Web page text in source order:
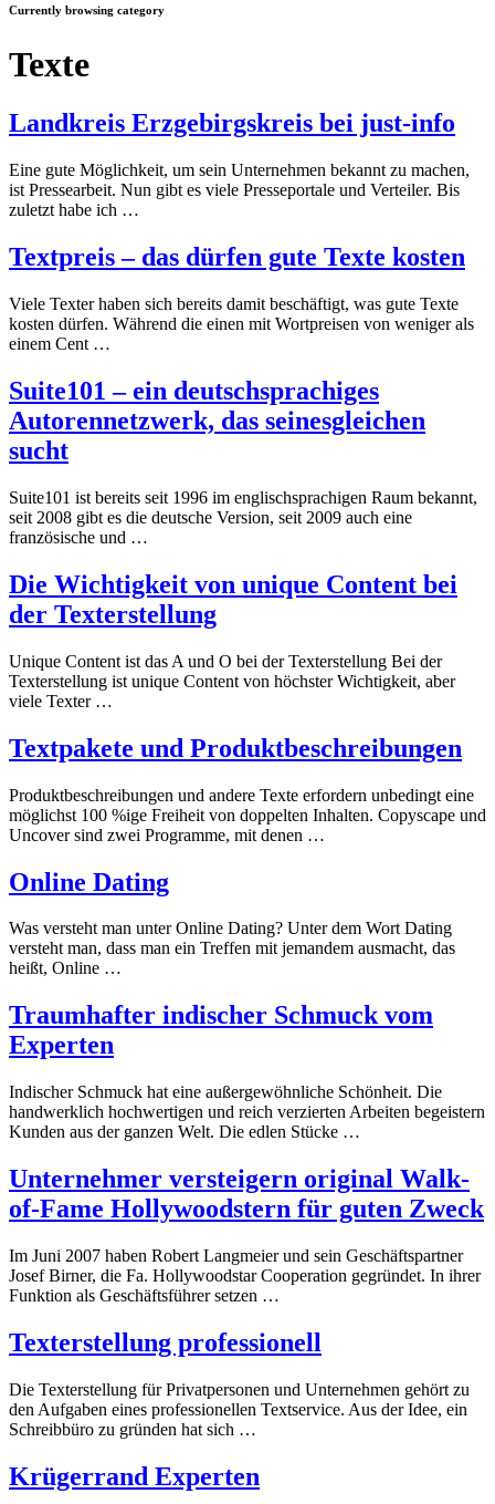
Currently browsing category
Texte
Landkreis Erzgebirgskreis bei just-info
Eine gute Möglichkeit, um sein Unternehmen bekannt zu machen,
ist Pressearbeit. Nun gibt es viele Presseportale und Verteiler. Bis
zuletzt habe ich …
Textpreis – das dürfen gute Texte kosten
Viele Texter haben sich bereits damit beschäftigt, was gute Texte
kosten dürfen. Während die einen mit Wortpreisen von weniger als
einem Cent …
Suite101 – ein deutschsprachiges
Autorennetzwerk, das seinesgleichen
sucht
Suite101 ist bereits seit 1996 im englischsprachigen Raum bekannt,
seit 2008 gibt es die deutsche Version, seit 2009 auch eine
französische und …
Die Wichtigkeit von unique Content bei
der Texterstellung
Unique Content ist das A und O bei der Texterstellung Bei der
Texterstellung ist unique Content von höchster Wichtigkeit, aber
viele Texter …
Textpakete und Produktbeschreibungen
Produktbeschreibungen und andere Texte erfordern unbedingt eine
möglichst 100 %ige Freiheit von doppelten Inhalten. Copyscape und
Uncover sind zwei Programme, mit denen …
Online Dating
Was versteht man unter Online Dating? Unter dem Wort Dating
versteht man, dass man ein Treffen mit jemandem ausmacht, das
heißt, Online …
Traumhafter indischer Schmuck vom
Experten
Indischer Schmuck hat eine außergewöhnliche Schönheit. Die
handwerklich hochwertigen und reich verzierten Arbeiten begeistern
Kunden aus der ganzen Welt. Die edlen Stücke …
Unternehmer versteigern original Walk-
of-Fame Hollywoodstern für guten Zweck
Im Juni 2007 haben Robert Langmeier und sein Geschäftspartner
Josef Birner, die Fa. Hollywoodstar Cooperation gegründet. In ihrer
Funktion als Geschäftsführer setzen …
Texterstellung professionell
Die Texterstellung für Privatpersonen und Unternehmen gehört zu
den Aufgaben eines professionellen Textservice. Aus der Idee, ein
Schreibbüro zu gründen hat sich …
Krügerrand Experten